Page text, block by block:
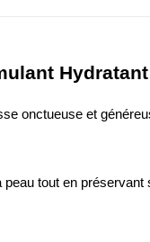
onctueuse et
peau tout en